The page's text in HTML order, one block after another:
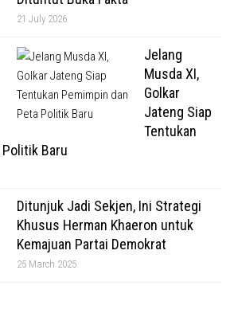
21 July 2026
Jelang
Musda XI,
Golkar
Jateng Siap
Tentukan
Baru
Ditunjuk Jadi Sekjen, Ini Strategi
Khusus Herman Khaeron untuk
Kemajuan Partai Demokrat
25 March 2025